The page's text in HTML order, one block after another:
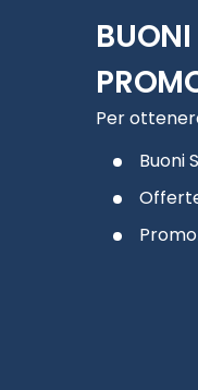
BUONI
Per
Buoni